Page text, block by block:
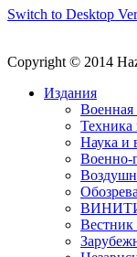
Switch to Desktop
Copyright © 2014
Издания
Техника
Наука и
Военно-
Вестник